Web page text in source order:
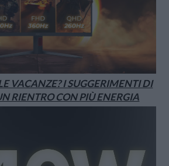
VACANZE? I SUGGERIMENTI DI
RIENTRO CON PIÙ ENERGIA